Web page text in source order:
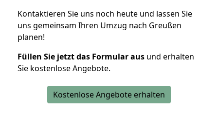
Kontaktieren Sie uns noch heute und lassen Sie
uns gemeinsam Ihren Umzug nach Greußen
planen!
Füllen Sie jetzt das Formular aus und erhalten
Sie kostenlose Angebote.
Kostenlose Angebote erhalten